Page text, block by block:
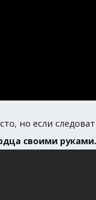
но если
своими руками.